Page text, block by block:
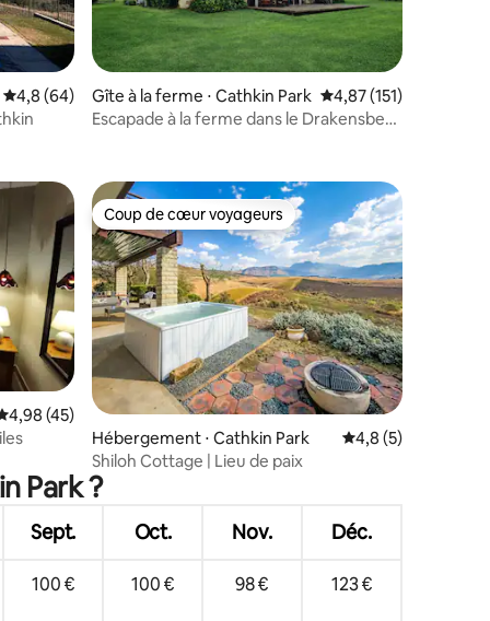
: 4,69 sur 5
Évaluation moyenne sur la base de 64 commentaires : 4,8 sur 5
4,8 (64)
Gîte à la ferme ⋅ Cathkin Park Évaluation moyenne
4,87 (151)
Escapade à la ferme dans le Drakensberg
: 4,92 sur 5
appréciés
moyenne sur la base de 45 commentaires : 4,98 sur 5
4,98 (45)
Coup de cœur voyageurs
Coup de cœur voyageurs
Hébergement ⋅ Cathkin Park Évaluation
4,8 (5)
Shiloh Cottage | Lieu de paix
Park ?
Sept. Oct. Nov. Déc.
100 € 100 € 98 € 123 €